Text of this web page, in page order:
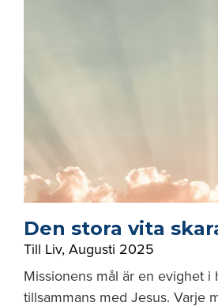
Den stora vita
Till Liv, Augusti 2025
Missionens mål är en evighet i
tillsammans med Jesus. Varje